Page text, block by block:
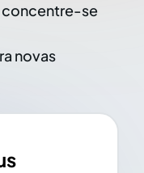
se
novas